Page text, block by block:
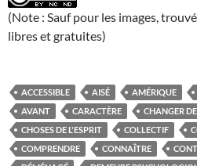
(Note : Sauf pour les images,
libres et gratuites)
ACCESSIBLE AISÉ AMÉRIQUE
AVANT
CARACTÈRE
CHANGER
CHOSES DE L'ESPRIT
COLLECTIF
COMPRENDRE
CONNAÎTRE